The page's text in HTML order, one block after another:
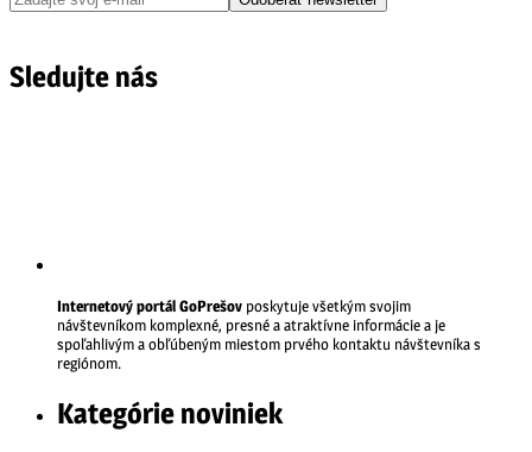
Sledujte nás
Internetový portál GoPrešov poskytuje všetkým svojim
návštevníkom komplexné, presné a atraktívne informácie a je
spoľahlivým a obľúbeným miestom prvého kontaktu návštevníka s
regiónom.
Kategórie noviniek